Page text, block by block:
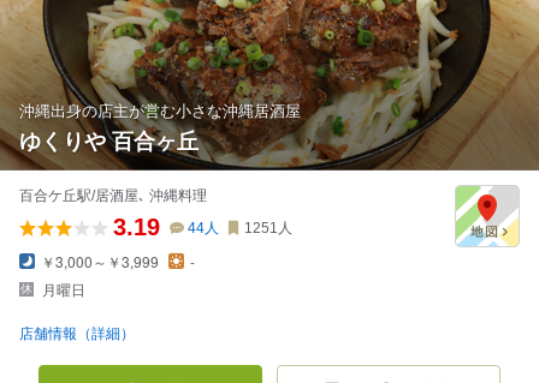
沖縄出身の店主が営む小さな沖縄居酒屋
ゆくりや 百合ヶ丘
百合ケ丘駅/居酒屋､ 沖縄料理
3.19 44人 1251 人
￥3,000～￥3,999
-
月曜日
店舗情報（詳細）